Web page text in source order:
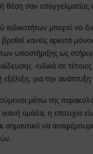
θέση σαν επαγγελματίας
μπορεί να
κανείς αρκετά
υποστήριξης ως
-ειδικά σε
για την ανάπτυξη
μέσω της
ομάδα, η επιτυχία
σημαντικό να